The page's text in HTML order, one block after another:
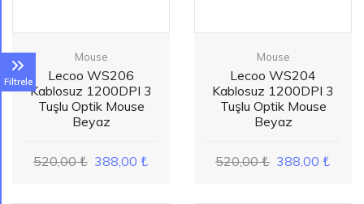
Filtrele
Mouse
Lecoo WS206
Kablosuz 1200DPI 3
Tuşlu Optik Mouse
Beyaz
520,00 ₺ 388,00 ₺
Mouse
Lecoo WS204
Kablosuz 1200DPI 3
Tuşlu Optik Mouse
Beyaz
520,00 ₺ 388,00 ₺